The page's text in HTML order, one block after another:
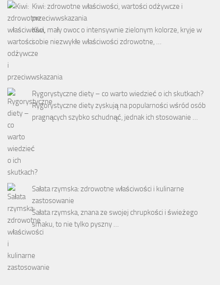
Kiwi: zdrowotne właściwości, wartości odżywcze i
przeciwwskazania
Kiwi, mały owoc o intensywnie zielonym kolorze, kryje w
sobie niezwykłe właściwości zdrowotne, …
Rygorystyczne diety – co warto wiedzieć o ich skutkach?
Rygorystyczne diety zyskują na popularności wśród osób
pragnących szybko schudnąć, jednak ich stosowanie …
Sałata rzymska: zdrowotne właściwości i kulinarne
zastosowanie
Sałata rzymska, znana ze swojej chrupkości i świeżego
smaku, to nie tylko pyszny …